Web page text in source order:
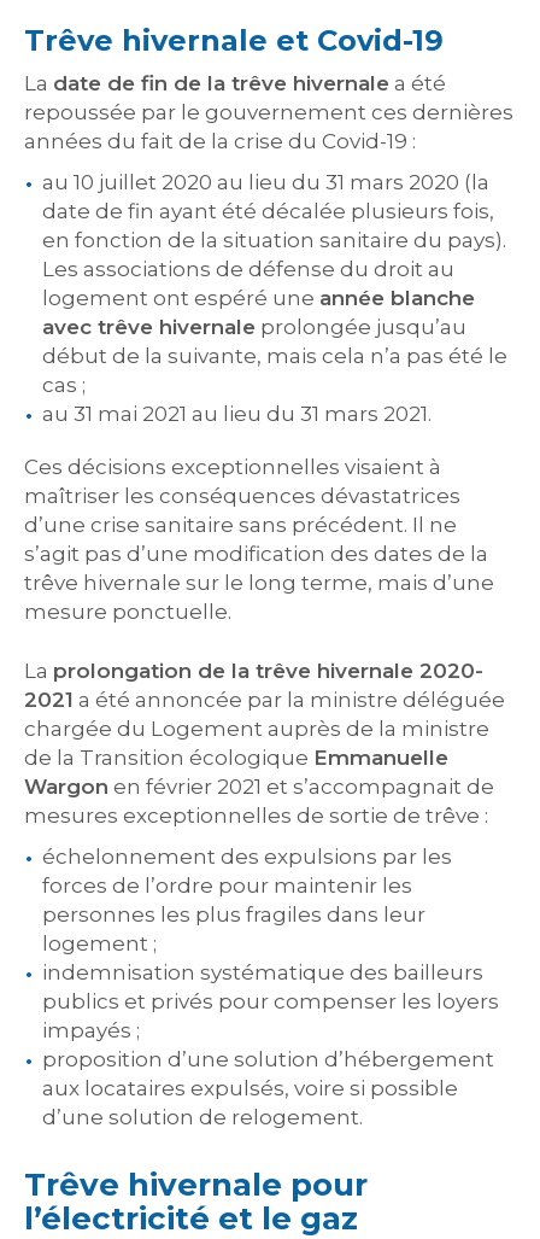
Trêve hivernale et Covid-19
La date de fin de la trêve hivernale a été
repoussée par le gouvernement ces dernières
années du fait de la crise du Covid-19 :
au 10 juillet 2020 au lieu du 31 mars 2020 (la
date de fin ayant été décalée plusieurs fois,
en fonction de la situation sanitaire du pays).
Les associations de défense du droit au
logement ont espéré une année blanche
avec trêve hivernale prolongée jusqu’au
début de la suivante, mais cela n’a pas été le
cas ;
au 31 mai 2021 au lieu du 31 mars 2021.
Ces décisions exceptionnelles visaient à
maîtriser les conséquences dévastatrices
d’une crise sanitaire sans précédent. Il ne
s’agit pas d’une modification des dates de la
trêve hivernale sur le long terme, mais d’une
mesure ponctuelle.
La prolongation de la trêve hivernale 2020-
2021 a été annoncée par la ministre déléguée
chargée du Logement auprès de la ministre
de la Transition écologique Emmanuelle
Wargon en février 2021 et s’accompagnait de
mesures exceptionnelles de sortie de trêve :
échelonnement des expulsions par les
forces de l’ordre pour maintenir les
personnes les plus fragiles dans leur
logement ;
indemnisation systématique des bailleurs
publics et privés pour compenser les loyers
impayés ;
proposition d’une solution d’hébergement
aux locataires expulsés, voire si possible
d’une solution de relogement.
Trêve hivernale pour
l’électricité et le gaz